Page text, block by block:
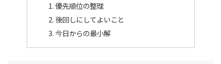
優先順位の整理
後回しにしてよいこと
今日からの最小解